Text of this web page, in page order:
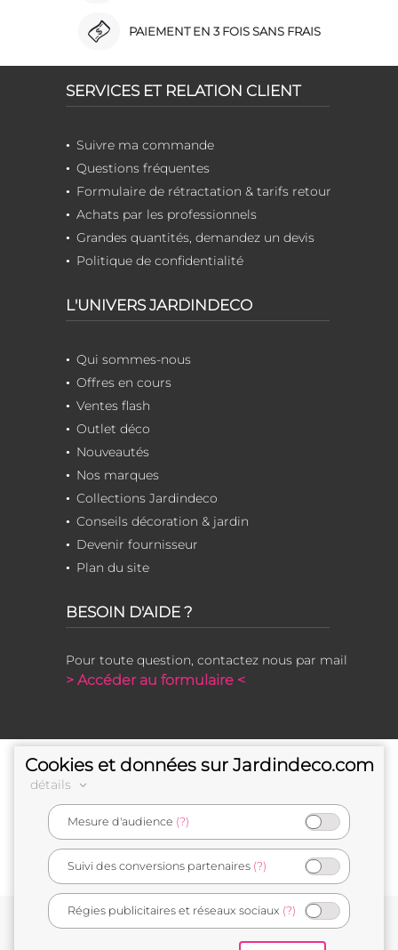
PAIEMENT EN 3 FOIS SANS FRAIS
SERVICES ET RELATION CLIENT
Suivre ma commande
Questions fréquentes
Formulaire de rétractation & tarifs retour
Achats par les professionnels
Grandes quantités, demandez un devis
Politique de confidentialité
L'UNIVERS JARDINDECO
Qui sommes-nous
Offres en cours
Ventes flash
Outlet déco
Nouveautés
Nos marques
Collections Jardindeco
Conseils décoration & jardin
Devenir fournisseur
Plan du site
BESOIN D'AIDE ?
Pour toute question, contactez nous par mail
> Accéder au formulaire <
e-commerçant français
Cookies et données sur Jardindeco.com
détails
Mesure d'audience (?)
Suivi des conversions partenaires (?)
Régies publicitaires et réseaux sociaux (?)